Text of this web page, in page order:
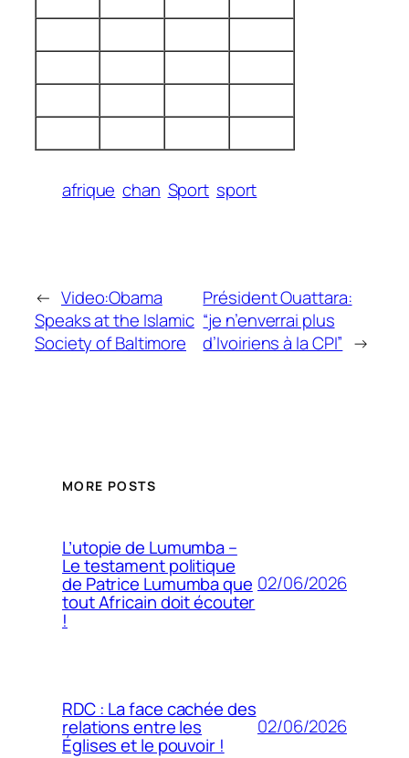
afrique chan Sport sport
← Video:Obama
Speaks at the Islamic
Society of Baltimore
Président Ouattara:
“je n’enverrai plus
d’Ivoiriens à la CPI” →
MORE POSTS
L’utopie de Lumumba –
Le testament politique
de Patrice Lumumba que
tout Africain doit écouter
!
02/06/2026
RDC : La face cachée des
relations entre les
Églises et le pouvoir !
02/06/2026